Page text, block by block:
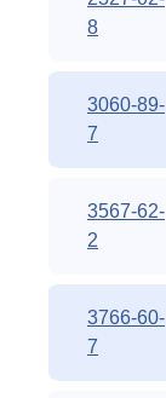
8
3060-89-
7
3567-62-
2
3766-60-
7